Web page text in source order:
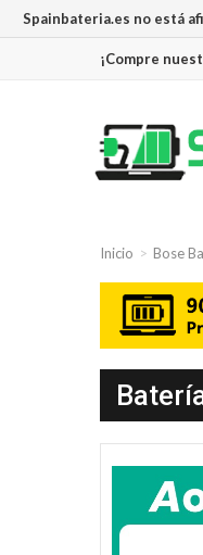
Spainbateria.es no está
¡Compre
Inicio Bose